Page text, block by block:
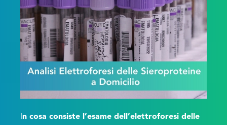
n cosa consiste l’esame dell’elettroforesi delle